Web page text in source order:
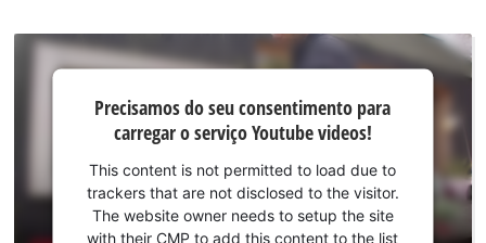
consentimento
para carregar o
serviço
Youtube!
Precisamos do seu consentimento para
carregar o serviço Youtube videos!
This content is not permitted to load due to
trackers that are not disclosed to the visitor.
The website owner needs to setup the site
with their CMP to add this content to the list